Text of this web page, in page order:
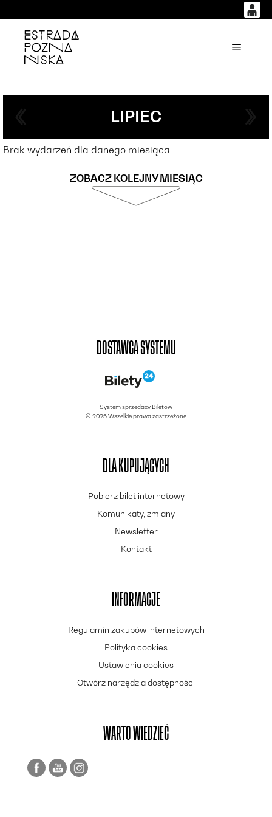
0,00
LIPIEC
Brak wydarzeń dla danego miesiąca.
ZOBACZ KOLEJNY MIESIĄC
DOSTAWCA SYSTEMU
System sprzedaży Biletów
© 2025 Wszelkie prawa zastrzeżone
DLA KUPUJĄCYCH
Pobierz bilet internetowy
Komunikaty, zmiany
Newsletter
Kontakt
INFORMACJE
Regulamin zakupów internetowych
Polityka cookies
Ustawienia cookies
Otwórz narzędzia dostępności
WARTO WIEDZIEĆ